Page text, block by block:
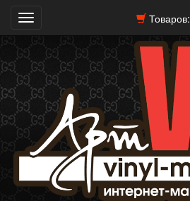
Товаров:
Toggle
navigation